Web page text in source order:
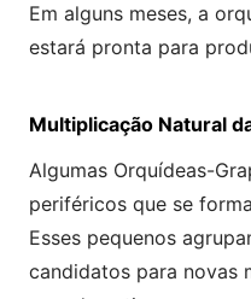
Em alguns meses, a
estará pronta para
Multiplicação Natural
Algumas Orquídeas-
periféricos que se
Esses pequenos
candidatos para novas